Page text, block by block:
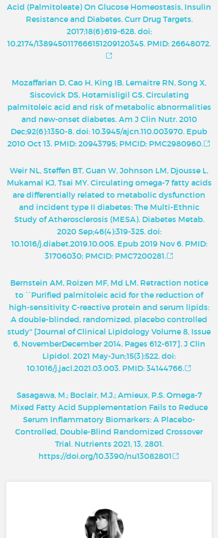
Acid (Palmitoleate) On Glucose Homeostasis, Insulin
Resistance and Diabetes. Curr Drug Targets.
2017;18(6):619-628. doi:
10.2174/1389450117666151209120345. PMID: 26648072.
Mozaffarian D, Cao H, King IB, Lemaitre RN, Song X,
Siscovick DS, Hotamisligil GS. Circulating
palmitoleic acid and risk of metabolic abnormalities
and new-onset diabetes. Am J Clin Nutr. 2010
Dec;92(6):1350-8. doi: 10.3945/ajcn.110.003970. Epub
2010 Oct 13. PMID: 20943795; PMCID: PMC2980960.
Weir NL, Steffen BT, Guan W, Johnson LM, Djousse L,
Mukamal KJ, Tsai MY. Circulating omega-7 fatty acids
are differentially related to metabolic dysfunction
and incident type II diabetes: The Multi-Ethnic
Study of Atherosclerosis (MESA). Diabetes Metab.
2020 Sep;46(4):319-325. doi:
10.1016/j.diabet.2019.10.005. Epub 2019 Nov 6. PMID:
31706030; PMCID: PMC7200281.
Bernstein AM, Roizen MF, Md LM. Retraction notice
to ``Purified palmitoleic acid for the reduction of
high-sensitivity C-reactive protein and serum lipids:
A double-blinded, randomized, placebo controlled
study'' [Journal of Clinical Lipidology Volume 8, Issue
6, NovemberDecember 2014, Pages 612-617]. J Clin
Lipidol. 2021 May-Jun;15(3):522. doi:
10.1016/j.jacl.2021.03.003. PMID: 34144766.
Sasagawa, M.; Boclair, M.J.; Amieux, P.S. Omega-7
Mixed Fatty Acid Supplementation Fails to Reduce
Serum Inflammatory Biomarkers: A Placebo-
Controlled, Double-Blind Randomized Crossover
Trial. Nutrients 2021, 13, 2801.
https://doi.org/10.3390/nu13082801